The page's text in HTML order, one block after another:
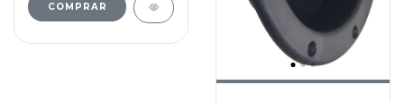
COMPRAR